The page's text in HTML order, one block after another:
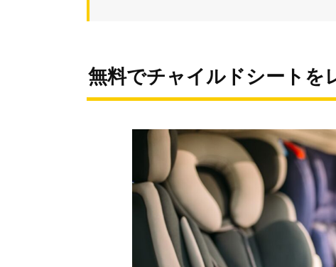
無料でチャイルドシートを